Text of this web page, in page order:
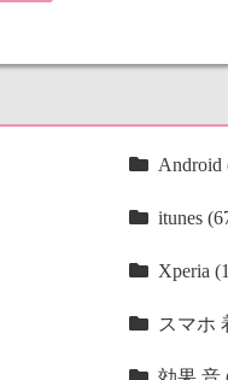
Android
itunes
Xperia
スマホ